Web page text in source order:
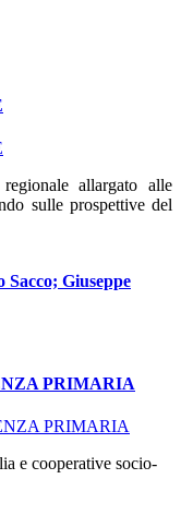
allargato alle
sulle prospettive del
Sacco; Giuseppe
PRIMARIA
e cooperative socio-